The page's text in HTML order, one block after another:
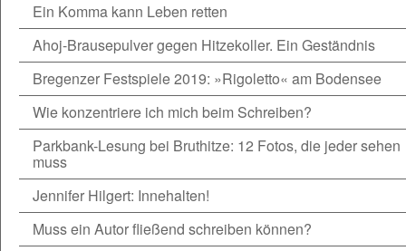
Ein Komma kann Leben retten
Ahoj-Brausepulver gegen Hitzekoller. Ein Geständnis
Bregenzer Festspiele 2019: »Rigoletto« am Bodensee
Wie konzentriere ich mich beim Schreiben?
Parkbank-Lesung bei Bruthitze: 12 Fotos, die jeder sehen
muss
Jennifer Hilgert: Innehalten!
Muss ein Autor fließend schreiben können?